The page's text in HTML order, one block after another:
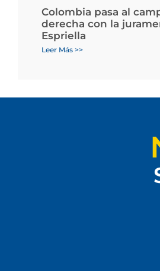
Colombia pasa al
derecha con la
Espriella
Leer Más >>